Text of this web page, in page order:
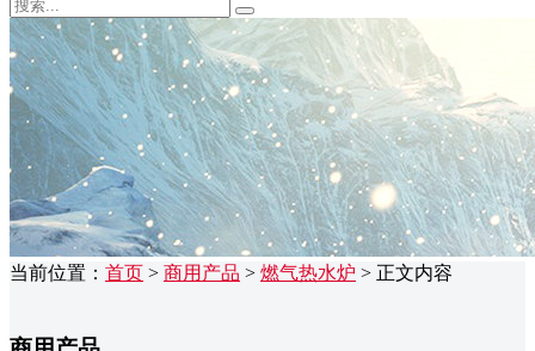
当前位置： 首页 > 商用产品 > 燃气热水炉 > 正文内容